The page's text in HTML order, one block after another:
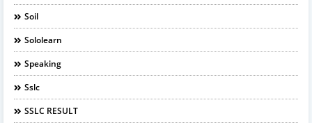
Soil
Sololearn
Speaking
Sslc
SSLC RESULT